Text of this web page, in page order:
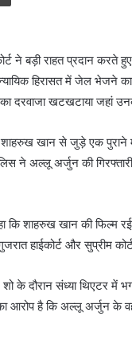
ने बड़ी राहत प्रदान
हिरासत में जेल भेजने
दरवाजा खटखटाया जहां
खान से जुड़े एक पुराने
ने अल्लू अर्जुन की
शाहरुख खान की फिल्म
हाईकोर्ट और सुप्रीम
शो के दौरान संध्या थिएटर
आरोप है कि अल्लू अर्जुन